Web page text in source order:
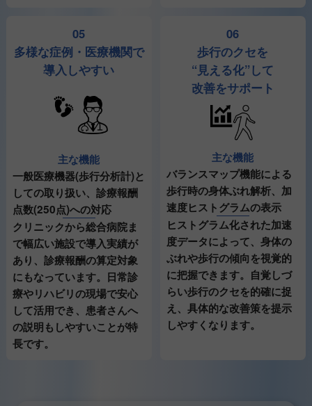
05
多様な症例・医療機関で
導入しやすい
主な機能
一般医療機器(歩行分析計)と
しての取り扱い、診療報酬
点数(250点)への対応
クリニックから総合病院ま
で幅広い施設で導入実績が
あり、診療報酬の算定対象
にもなっています。日常診
療やリハビリの現場で安心
して活用でき、患者さんへ
の説明もしやすいことが特
長です。
06
歩行のクセを
“見える化”して
改善をサポート
主な機能
バランスマップ機能による
歩行時の身体ぶれ解析、加
速度ヒストグラムの表示
ヒストグラム化された加速
度データによって、身体の
ぶれや歩行の傾向を視覚的
に把握できます。自覚しづ
らい歩行のクセを的確に捉
え、具体的な改善策を提示
しやすくなります。